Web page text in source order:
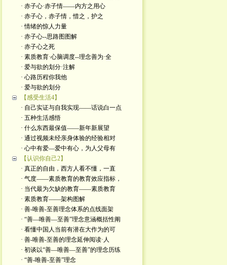
· 赤子心·赤子情——内方之用心
· 赤子心，赤子情，惜之，护之
· 情绪的惊人力量
· 赤子心--思路图图解
· 赤子心之死
· 素质教育·心脑调度--理念善为·全
· 爱与欲的划分·注解
· 心路历程你我他
· 爱与欲的划分
【感受生活4】
· 自己实证与自我实现——话说白一点
· 五种生活感悟
· 什么东西最保值——新年新展望
· 通过视频未经亲身体验的经验相对
· 心中有爱—爱中有心，为人父母有
【认识你自己2】
· 真正的自由，西方人看不懂，一直
· 气度——素质教育的教育效应指标，
· 当代最为欠缺的教育——素质教育
· 素质教育——架构图解
· 善-唯善-至善理念体系的点线面架
· “善—唯善—至善”理念意涵概括性阐
· 看懂中国人当前有潜在大作为的可
· 善-唯善-至善的理念延伸阅读·人
· 初谈以“善—唯善—至善”的理念历练
· “善-唯善-至善”理念